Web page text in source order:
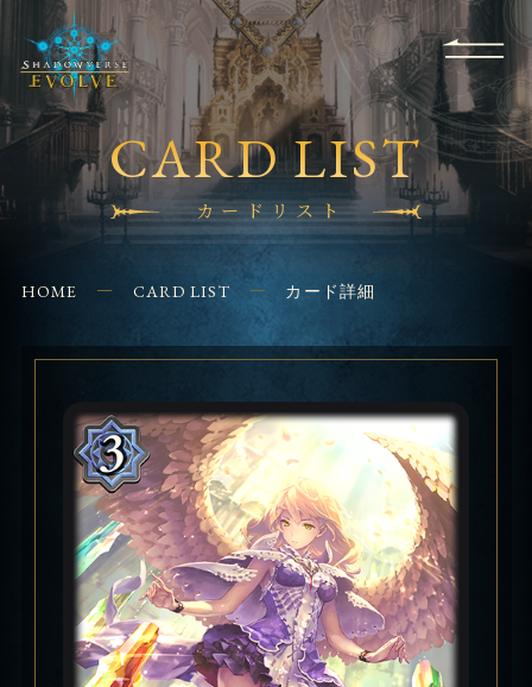
Q&A
EVENT SHOPS
FOR
BEGINNERS
APPLICATION
CONTACT
CARD LIST
カードリスト
HOME CARD LIST カード詳細